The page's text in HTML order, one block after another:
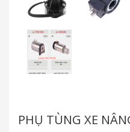
PHỤ TÙNG XE